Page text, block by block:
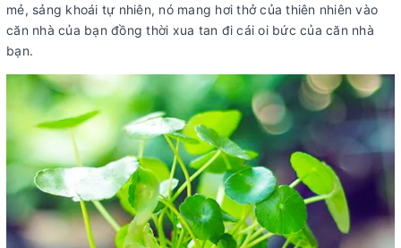
mẻ, sảng khoái tự nhiên, nó mang hơi thở của thiên nhiên vào
căn nhà của bạn đồng thời xua tan đi cái oi bức của căn nhà
bạn.